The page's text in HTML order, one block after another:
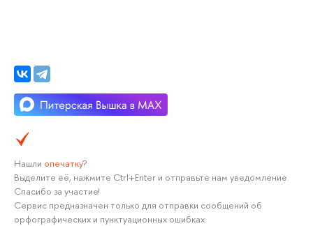
Нашли опечатку?
Выделите её, нажмите Ctrl+Enter и отправьте нам уведомление.
Спасибо за участие!
Сервис предназначен только для отправки сообщений об
орфографических и пунктуационных ошибках.